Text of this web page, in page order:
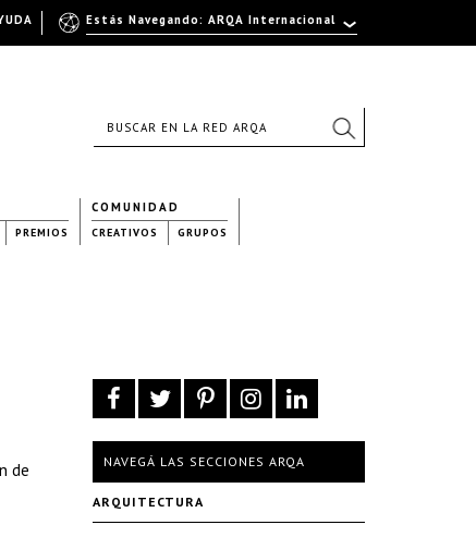
PREMIOS
COMUNIDAD
CREATIVOS GRUPOS
de
NAVEGÁ LAS SECCIONES ARQA
ARQUITECTURA
Estás Navegando: ARQA Internacional